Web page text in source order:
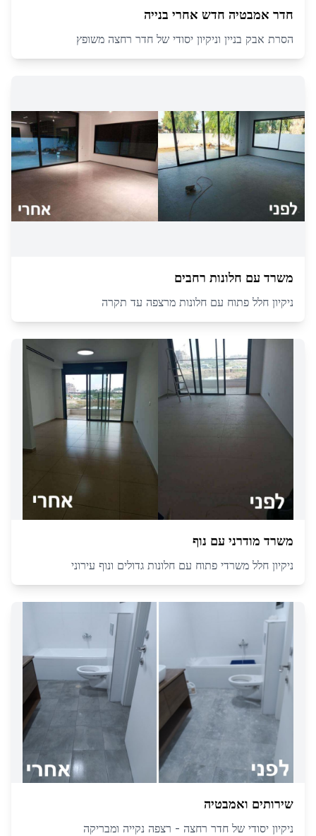
חדר אמבטיה חדש אחרי בנייה
הסרת אבק בניין וניקיון יסודי של חדר רחצה משופץ
משרד עם חלונות רחבים
ניקיון חלל פתוח עם חלונות מרצפה עד תקרה
משרד מודרני עם נוף
ניקיון חלל משרדי פתוח עם חלונות גדולים ונוף עירוני
שירותים ואמבטיה
ניקיון יסודי של חדר רחצה - רצפה נקייה ומבריקה